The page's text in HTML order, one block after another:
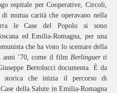
ospitale per Cooperative, Circoli,
mutua carità che operavano nella
le Case del Popolo si sono
ed Emilia-Romagna, per una
che ha visto lo scemare della
anni ’70, come il film Berlinguer ti
Bertolucci documenta. È da
storica che inizia il percorso di
della Salute in Emilia-Romagna